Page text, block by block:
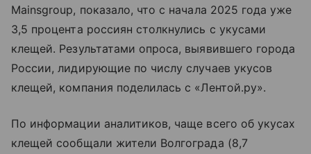
Mainsgroup, показало, что с начала 2025 года уже
3,5 процента россиян столкнулись с укусами
клещей. Результатами опроса, выявившего города
России, лидирующие по числу случаев укусов
клещей, компания поделилась с «Лентой.ру».
По информации аналитиков, чаще всего об укусах
клещей сообщали жители Волгограда (8,7